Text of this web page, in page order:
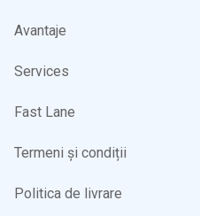
Avantaje
Services
Fast Lane
Termeni și condiții
Politica de livrare